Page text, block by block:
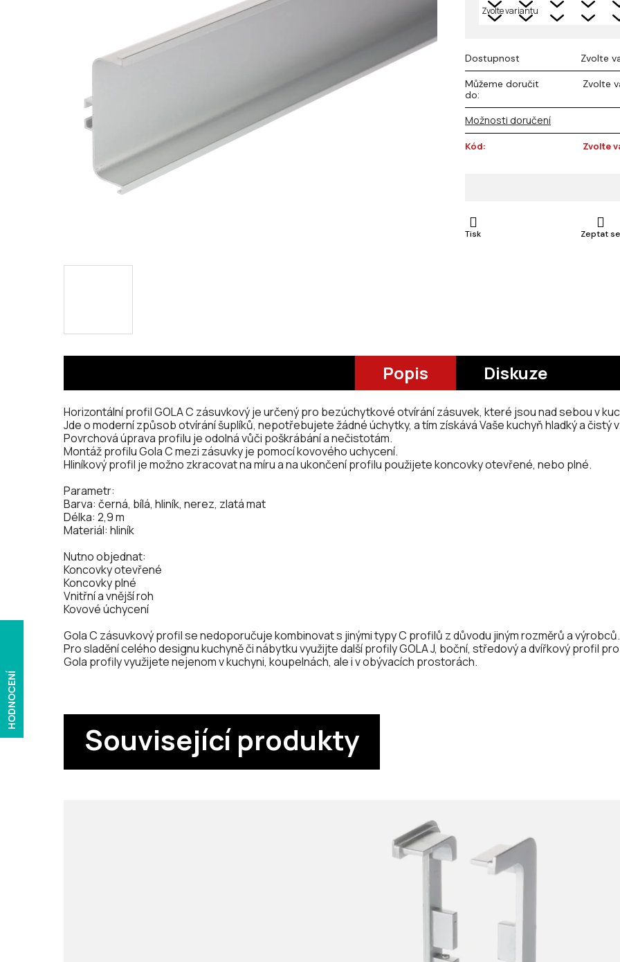
Dostupnost Zvolte
Můžeme doručit
do:
Zvolte
Možnosti doručení
Kód: Zvolte
Tisk Zeptat se
Popis Diskuze
Horizontální profil GOLA C zásuvkový je určený pro bezúchytkové otvírání zásuvek, které jsou nad sebou v
Jde o moderní způsob otvírání šuplíků, nepotřebujete žádné úchytky, a tím získává Vaše kuchyň hladký a čistý
Povrchová úprava profilu je odolná vůči poškrábání a nečistotám.
Montáž profilu Gola C mezi zásuvky je pomocí kovového uchycení.
Hliníkový profil je možno zkracovat na míru a na ukončení profilu použijete koncovky otevřené, nebo plné.
Parametr:
Barva: černá, bílá, hliník, nerez, zlatá mat
Délka: 2,9 m
Materiál: hliník
Nutno objednat:
Koncovky otevřené
Koncovky plné
Vnitřní a vnější roh
Kovové úchycení
Gola C zásuvkový profil se nedoporučuje kombinovat s jinými typy C profilů z důvodu jiným rozměrů a výrobců.
Pro sladění celého designu kuchyně či nábytku využijte další profily GOLA J, boční, středový a dvířkový profil
Gola profily využijete nejenom v kuchyni, koupelnách, ale i v obývacích prostorách.
Související produkty
HODNOCENÍ